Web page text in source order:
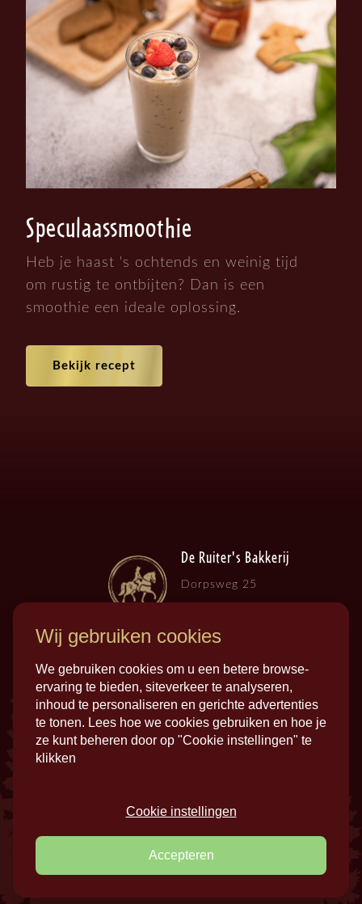
Speculaassmoothie
Heb je haast 's ochtends en weinig tijd
om rustig te ontbijten? Dan is een
smoothie een ideale oplossing.
Bekijk recept
De Ruiter's Bakkerij
Dorpsweg 25
Wij gebruiken cookies
We gebruiken cookies om u een betere browse-
ervaring te bieden, siteverkeer te analyseren,
inhoud te personaliseren en gerichte advertenties
te tonen. Lees hoe we cookies gebruiken en hoe je
ze kunt beheren door op "Cookie instellingen" te
klikken
Cookie instellingen
Accepteren